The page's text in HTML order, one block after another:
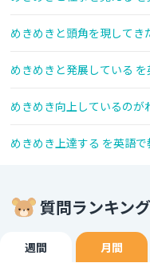
めきめきと頭角を現してき
めきめきと発展している
めきめき向上しているのが
めきめき上達する を英語で
質問ランキング
週間 月間